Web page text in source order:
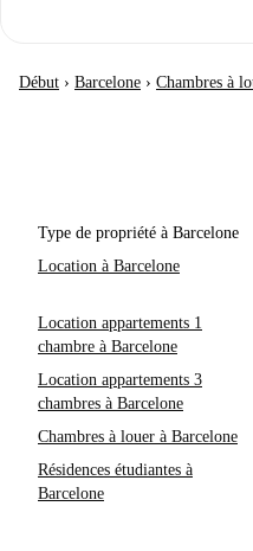
Début › Barcelone › Chambres à
Type de propriété à Barcelone
Location à Barcelone
Location appartements 1
chambre à Barcelone
Location appartements 3
chambres à Barcelone
Chambres à louer à Barcelone
Résidences étudiantes à
Barcelone